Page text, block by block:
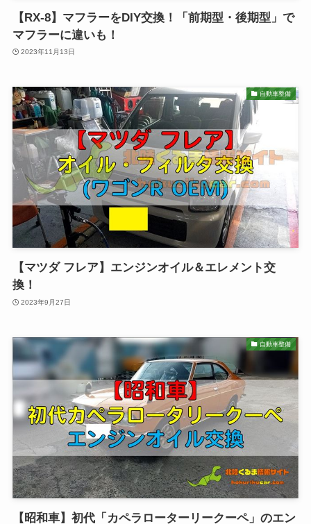
【RX-8】マフラーをDIY交換！「前期型・後期型」で
マフラーに違いも！
2023年11月13日
自動車整備
【マツダ フレア】エンジンオイル＆エレメント交
換！
2023年9月27日
自動車整備
【昭和車】初代「カペラローターリークーペ」のエン